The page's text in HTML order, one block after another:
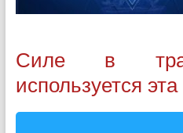
Силе в
используется